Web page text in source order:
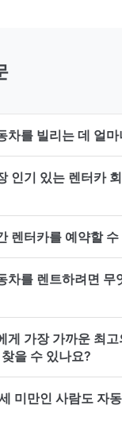
차를 빌리는 데 얼
인기 있는 렌터카
렌터카를 예약할 수
차를 렌트하려면 무
게 가장 가까운 최
을 수 있나요?
미만인 사람도 자